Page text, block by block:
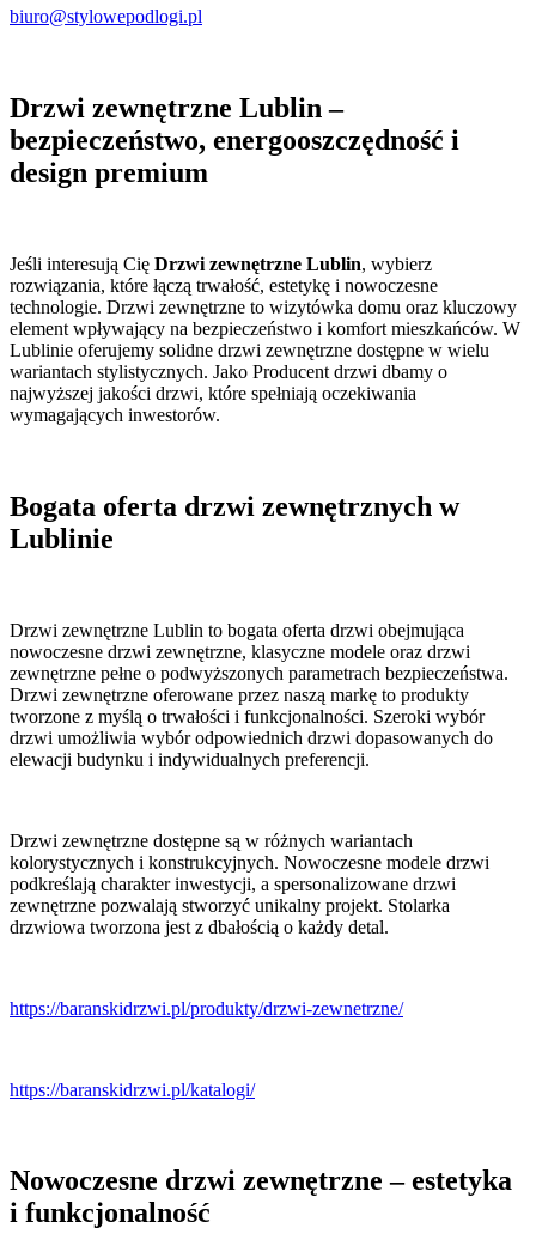
biuro@stylowepodlogi.pl
Drzwi zewnętrzne Lublin –
bezpieczeństwo, energooszczędność i
design premium
Jeśli interesują Cię Drzwi zewnętrzne Lublin, wybierz
rozwiązania, które łączą trwałość, estetykę i nowoczesne
technologie. Drzwi zewnętrzne to wizytówka domu oraz kluczowy
element wpływający na bezpieczeństwo i komfort mieszkańców. W
Lublinie oferujemy solidne drzwi zewnętrzne dostępne w wielu
wariantach stylistycznych. Jako Producent drzwi dbamy o
najwyższej jakości drzwi, które spełniają oczekiwania
wymagających inwestorów.
Bogata oferta drzwi zewnętrznych w
Lublinie
Drzwi zewnętrzne Lublin to bogata oferta drzwi obejmująca
nowoczesne drzwi zewnętrzne, klasyczne modele oraz drzwi
zewnętrzne pełne o podwyższonych parametrach bezpieczeństwa.
Drzwi zewnętrzne oferowane przez naszą markę to produkty
tworzone z myślą o trwałości i funkcjonalności. Szeroki wybór
drzwi umożliwia wybór odpowiednich drzwi dopasowanych do
elewacji budynku i indywidualnych preferencji.
Drzwi zewnętrzne dostępne są w różnych wariantach
kolorystycznych i konstrukcyjnych. Nowoczesne modele drzwi
podkreślają charakter inwestycji, a spersonalizowane drzwi
zewnętrzne pozwalają stworzyć unikalny projekt. Stolarka
drzwiowa tworzona jest z dbałością o każdy detal.
https://baranskidrzwi.pl/produkty/drzwi-zewnetrzne/
https://baranskidrzwi.pl/katalogi/
Nowoczesne drzwi zewnętrzne – estetyka
i funkcjonalność